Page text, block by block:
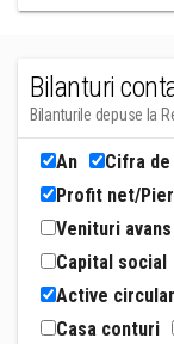
Bilanturi
Bilanturile depuse la
An Cifra
Profit net/
Venituri avans
Capital social
Active
Casa conturi